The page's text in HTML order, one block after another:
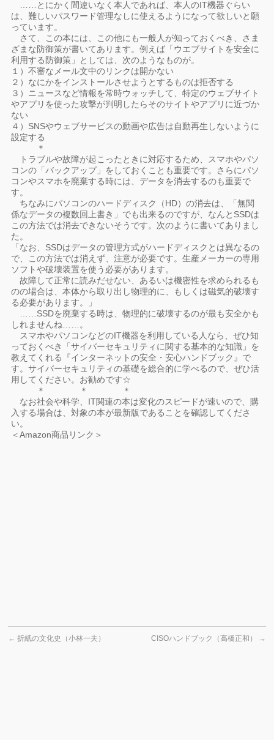
……とにかく間違いなく本人であれば、本人のIT機器ぐらい
は、難しいパスワード管理なしに使えるようになって欲しいと願
っています。
さて、この本には、この他にも一般人が知っておくべき、さま
ざまな防御策が書いてあります。例えば「ウエブサイトを安全に
利用する防御策」としては、次のようなものが。
１）不審なメール文中のリンクは開かない
２）なにかをインストールさせようとするものは拒否する
３）ニュースなど情報を常時ウォッチして、特定のウェブサイト
やアプリを使った攻撃が判明したらそのサイトやアプリに近づか
ない
４）SNSやウェブサービスの動画や広告は自動再生しないように
設定する
＊
トラブルや故障が起こったときに対応するため、スマホやパソ
コンの「バックアップ」をしておくことも重要です。さらにパソ
コンやスマホを廃棄する時には、データを消去するのも重要で
す。
ちなみにパソコンのハードディスク（HD）の消去は、「無関
係なデータの複数回上書き」でも出来るのですが、なんとSSDは
この方法では消去できないそうです。次のように書いてありまし
た。
「なお、SSDはデータの管理方式がハードディスクとは異なるの
で、この方法では消えず、注意が必要です。生産メーカーの専用
ソフトや破壊装置を使う必要があります。
故障して正常に読みだせない、あるいは機密性を求められるも
のの場合は、本体から取り出し物理的に、もしくは磁気的破壊す
る必要があります。」
……SSDを廃棄する時は、物理的に破壊するのが最も安全かも
しれませんね……。
スマホやパソコンなどのIT機器を利用している人なら、ぜひ知
っておくべき「サイバーセキュリティに関する基本的な知識」を
教えてくれる『インターネットの安全・安心ハンドブック』で
す。サイバーセキュリティの基礎を総合的に学べるので、ぜひ活
用してください。お勧めです☆
＊ ＊ ＊
なお社会や科学、IT関連の本は変化のスピードが速いので、購
入する場合は、対象の本が最新版であることを確認してくださ
い。
＜Amazon商品リンク＞
← 折紙の文化史（小林一夫） CISOハンドブック（高橋正和） →